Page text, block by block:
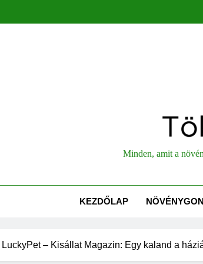
Minden, amit a
KEZDŐLAP
LuckyPet – Kisállat Magazin: Egy kaland a